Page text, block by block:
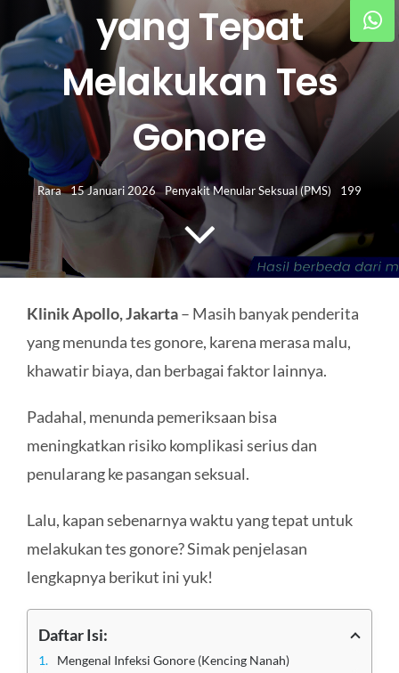
ARTIKEL
HUBUNGI KAMI
Search
for:
yang Tepat
Melakukan Tes
Gonore
Rara 15 Januari 2026 Penyakit Menular Seksual (PMS) 199
Klinik Apollo, Jakarta– Masih banyak penderita
yang menunda tes gonore, karena merasa malu,
khawatir biaya, dan berbagai faktor lainnya.
Padahal, menunda pemeriksaan bisa
meningkatkan risiko komplikasi serius dan
penularang ke pasangan seksual.
Lalu, kapan sebenarnya waktu yang tepat untuk
melakukan tes gonore? Simak penjelasan
lengkapnya berikut ini yuk!
Daftar Isi:
Mengenal Infeksi Gonore (Kencing Nanah)